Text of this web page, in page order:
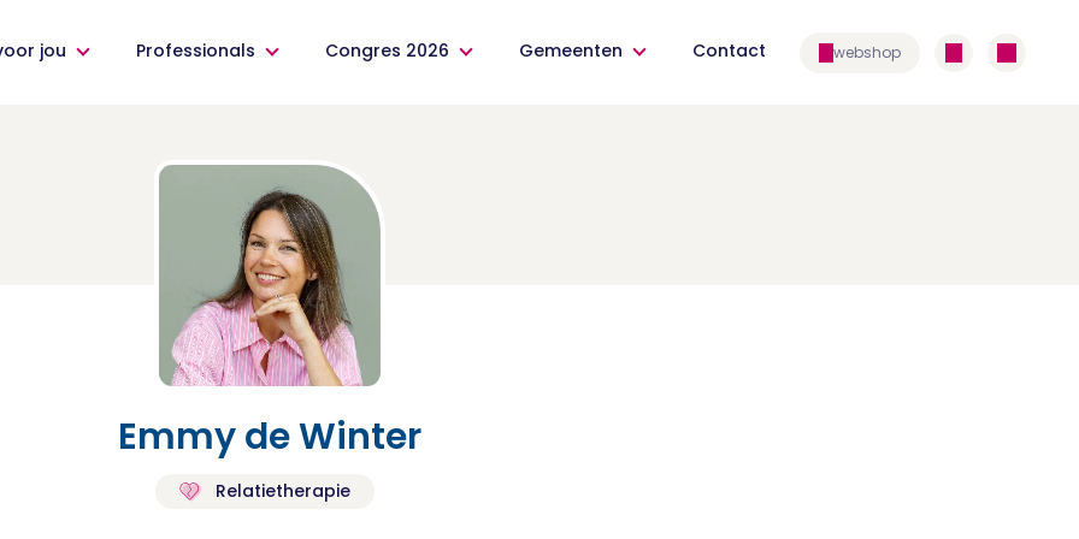
jou Professionals Congres 2026 Gemeenten Contact webshop
Emmy de Winter
Relatietherapie